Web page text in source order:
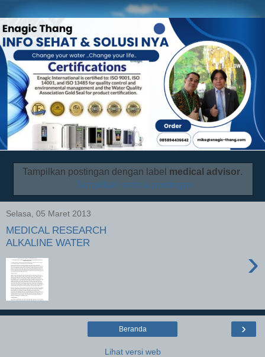
Tampilkan postingan dengan label medical advisor.
Tampilkan semua postingan
Selasa, 05 Maret 2013
MEDICAL RESEARCH
ALKALINE WATER
›
›
Beranda
Lihat versi web